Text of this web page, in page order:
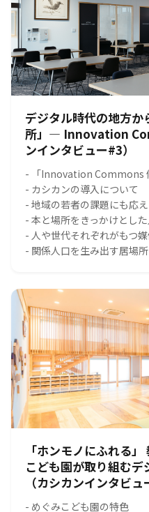
デジタル時代の地方
所」― Innovation
ンインタビュー#3）
- 「Innovation Commons
- カシカンの導入について
- 地域の若者の課題にも応
- 本と場所をきっかけとし
- 人や世代それぞれがもつ
- 関係人口を生み出す居場
「ホンモノにふれる
こども園が取り組む
（カシカンインタビュ
- めぐみこども園の特色